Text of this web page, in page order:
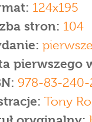
124x195
stron: 104
pierwsze
pierwszego
978-83-
Tony